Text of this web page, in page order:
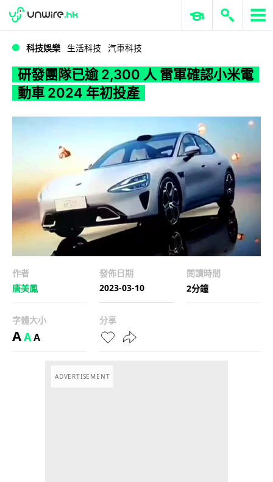
WWDC 2026 ERP 與商業 AI
科技娛樂 生活科技 汽車科技
研發團隊已逾 2,300 人 雷軍確認小米電
動車 2024 年初投產
作者
唐美鳳
發佈日期
2023-03-10
閱讀時間
2分鐘
字體大小
AAA
分享
ADVERTISEMENT